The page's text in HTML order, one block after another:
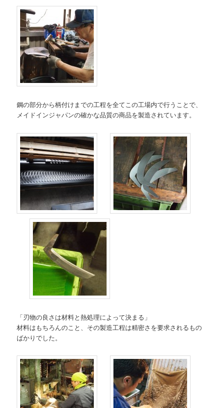
鋼の部分から柄付けまでの工程を全てこの工場内で行うことで、
メイドインジャパンの確かな品質の商品を製造されています。
「刃物の良さは材料と熱処理によって決まる」
材料はもちろんのこと、その製造工程は精密さを要求されるもの
ばかりでした。